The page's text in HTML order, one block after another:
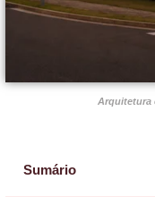
Arquitetura
Sumário